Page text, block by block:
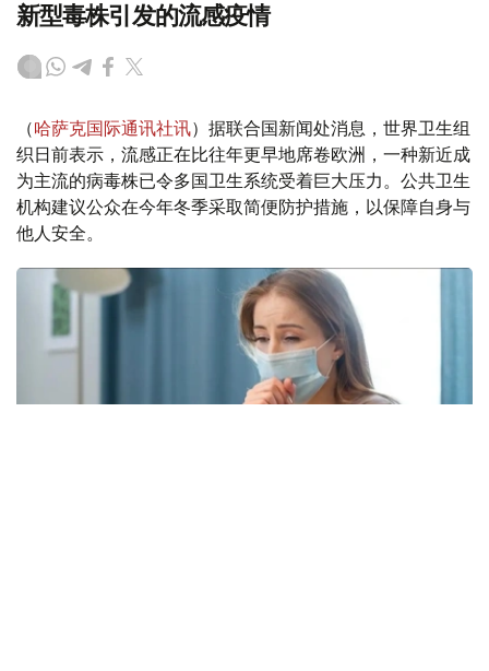
新型毒株引发的流感疫情
（哈萨克国际通讯社讯）据联合国新闻处消息，世界卫生组
织日前表示，流感正在比往年更早地席卷欧洲，一种新近成
为主流的病毒株已令多国卫生系统受着巨大压力。公共卫生
机构建议公众在今年冬季采取简便防护措施，以保障自身与
他人安全。